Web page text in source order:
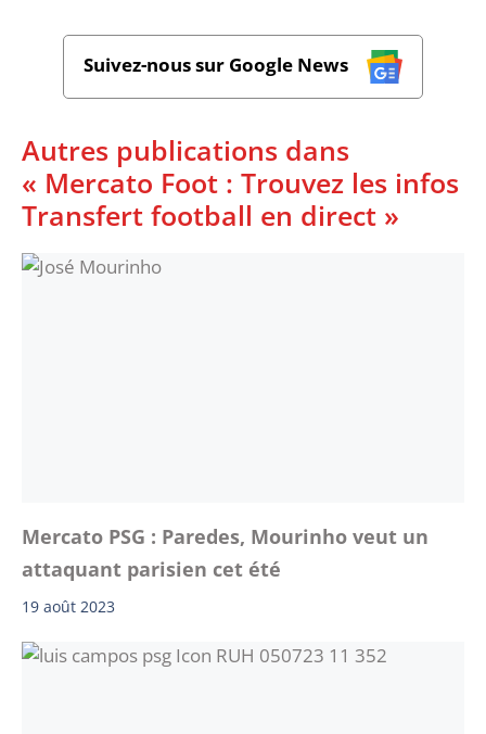
Suivez-nous sur Google News
Autres publications dans
« Mercato Foot : Trouvez les infos
Transfert football en direct »
Mercato PSG : Paredes, Mourinho veut un
attaquant parisien cet été
19 août 2023